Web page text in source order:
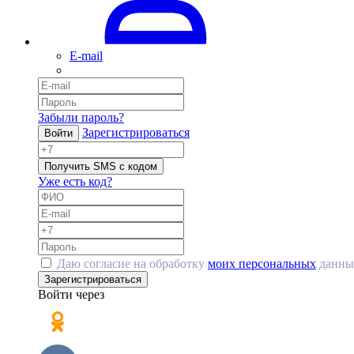
E-mail
Забыли пароль?
Войти Зарегистрироваться
Получить SMS с кодом
Уже есть код?
Даю согласие на обработку моих персональных
Зарегистрироваться
Войти через